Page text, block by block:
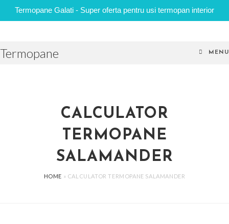
Termopane Galati - Super oferta pentru usi termopan interior
content
Termopane MENU
CALCULATOR
TERMOPANE
SALAMANDER
HOME » CALCULATOR TERMOPANE SALAMANDER